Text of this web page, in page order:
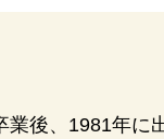
業後、1981年に